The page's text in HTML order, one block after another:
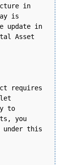
in
is
update in
Asset
requires
to
you
under this